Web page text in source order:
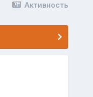
Активность